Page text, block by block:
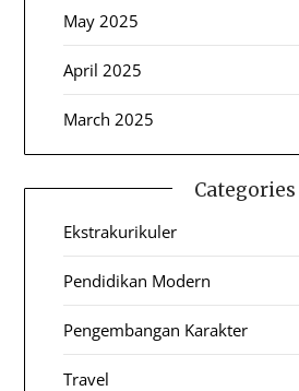
May 2025
April 2025
March 2025
Categories
Ekstrakurikuler
Pendidikan Modern
Pengembangan Karakter
Travel